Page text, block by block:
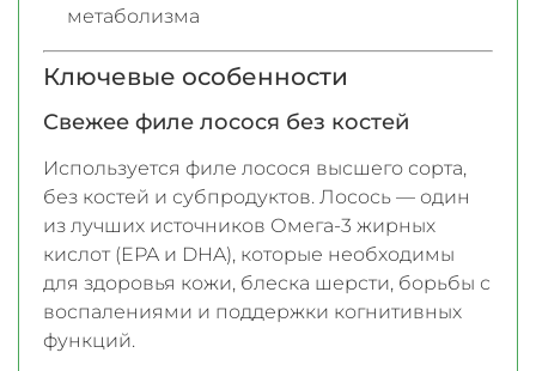
метаболизма
Ключевые особенности
Свежее филе лосося без костей
Используется филе лосося высшего сорта,
без костей и субпродуктов. Лосось — один
из лучших источников Омега-3 жирных
кислот (EPA и DHA), которые необходимы
для здоровья кожи, блеска шерсти, борьбы с
воспалениями и поддержки когнитивных
функций.